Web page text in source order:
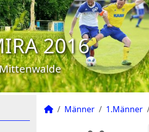
2016
Männer 1.Männer